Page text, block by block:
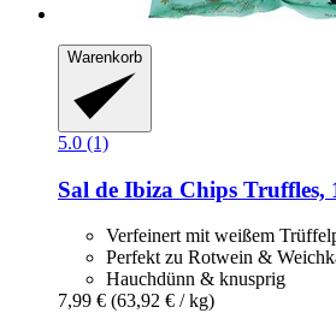
Warenkorb
5.0 (1)
Sal de Ibiza Chips Truffles,
Verfeinert mit weißem
Perfekt zu Rotwein &
Hauchdünn & knusprig
7,99 € (63,92 € / kg)